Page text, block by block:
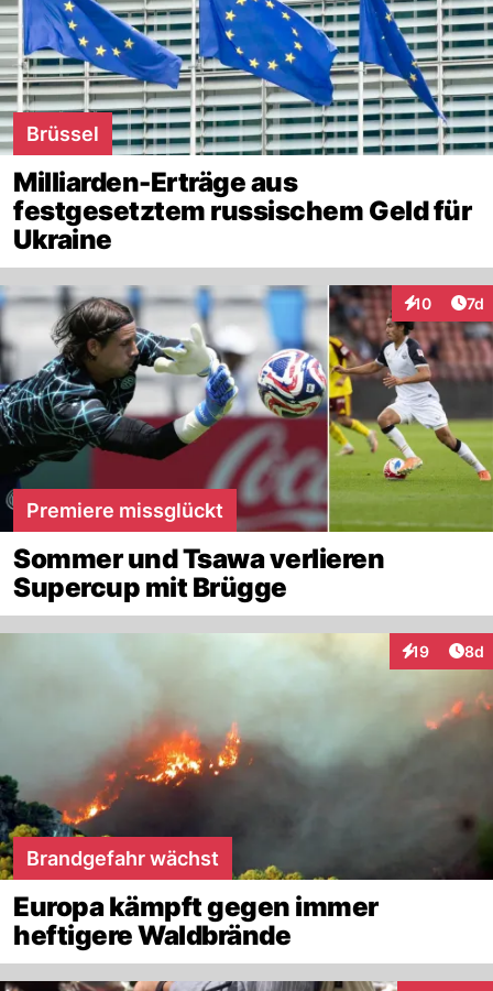
Brüssel
Milliarden-Erträge aus
festgesetztem russischem Geld für
Ukraine
10 7d
Premiere missglückt
Sommer und Tsawa verlieren
Supercup mit Brügge
19
Interaktionen
8d
Brandgefahr wächst
Europa kämpft gegen immer
heftigere Waldbrände